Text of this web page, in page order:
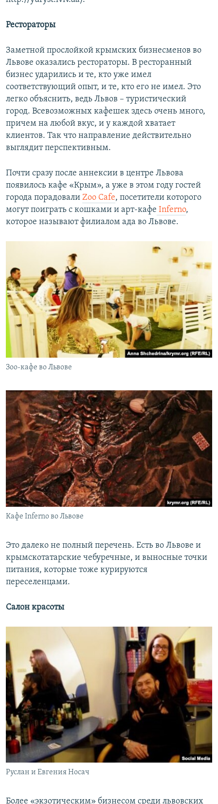
Рестораторы
Заметной прослойкой крымских бизнесменов во
Львове оказались рестораторы. В ресторанный
бизнес ударились и те, кто уже имел
соответствующий опыт, и те, кто его не имел. Это
легко объяснить, ведь Львов – туристический
город. Всевозможных кафешек здесь очень много,
причем на любой вкус, и у каждой хватает
клиентов. Так что направление действительно
выглядит перспективным.
Почти сразу после аннексии в центре Львова
появилось кафе «Крым», а уже в этом году гостей
города порадовали Zoo Cafe, посетители которого
могут поиграть с кошками и арт-кафе Inferno,
которое называют филиалом ада во Львове.
Зоо-кафе во Львове
Кафе Inferno во Львове
Это далеко не полный перечень. Есть во Львове и
крымскотатарские чебуречные, и выносные точки
питания, которые тоже курируются
переселенцами.
Салон красоты
Руслан и Евгения Носач
Более «экзотическим» бизнесом среди львовских